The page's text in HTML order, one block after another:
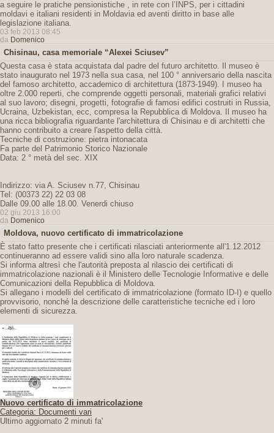
a seguire le pratiche pensionistiche , in rete con l’INPS, per i cittadini
moldavi e italiani residenti in Moldavia ed aventi diritto in base alle
legislazione italiana.
03 feb 2013 08:45
da Domenico
Chisinau, casa memoriale “Alexei Sciusev”
Questa casa è stata acquistata dal padre del futuro architetto. Il museo è
stato inaugurato nel 1973 nella sua casa, nel 100 ° anniversario della nascita
del famoso architetto, accademico di architettura (1873-1949). I museo ha
oltre 2.000 reperti, che comprende oggetti personali, materiali grafici relativi
al suo lavoro; disegni, progetti, fotografie di famosi edifici costruiti in Russia,
Ucraina, Uzbekistan, ecc, compresa la Repubblica di Moldova. Il museo ha
una ricca bibliografia riguardante l'architettura di Chisinau e di architetti che
hanno contribuito a creare l'aspetto della città.
Tecniche di costruzione: pietra intonacata
Fa parte del Patrimonio Storico Nazionale
Data: 2 ° metà del sec. XIX
Indirizzo: via A. Sciusev n.77, Chisinau
Tel: (00373 22) 22 03 08
Dalle 09.00 alle 18.00. Venerdi chiuso
02 giu 2013 16:00
da Domenico
Moldova, nuovo certificato di immatricolazione
È stato fatto presente che i certificati rilasciati anteriormente all'1.12.2012
continueranno ad essere validi sino alla loro naturale scadenza.
Si informa altresì che l'autorità preposta al rilascio dei certificati di
immatricolazione nazionali è il Ministero delle Tecnologie Informative e delle
Comunicazioni della Repubblica di Moldova.
Si allegano i modelli del certificato di immatricolazione (formato ID-I) e quello
provvisorio, nonché la descrizione delle caratteristiche tecniche ed i loro
elementi di sicurezza.
Nuovo certificato di immatricolazione
Categoria: Documenti vari
Ultimo aggiornato 2 minuti fa'